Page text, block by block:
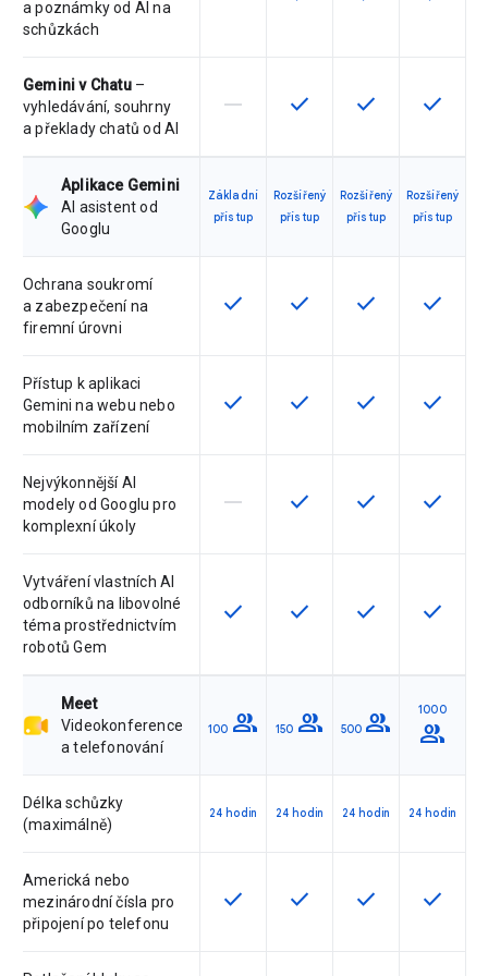
a poznámky od AI na
schůzkách
Gemini v Chatu–
vyhledávání, souhrny
a překlady chatů od AI
Tato funkce není touto verzí
horizontal_rule Tato funkce je pro verzi
check Tato funkce je
check Tato
check
Aplikace Gemini
AI asistent od
Googlu
Základní
přístup
Rozšířený
přístup
Rozšířený
přístup
Rozšířený
přístup
Ochrana soukromí
a zabezpečení na
firemní úrovni
Tato funkce je pro verzi dostupná
check Tato funkce je pro verzi
check Tato funkce je
check Tato
check
Přístup k aplikaci
Gemini na webu nebo
mobilním zařízení
Tato funkce je pro verzi dostupná
check Tato funkce je pro verzi
check Tato funkce je
check Tato
check
Nejvýkonnější AI
modely od Googlu pro
komplexní úkoly
Tato funkce není touto verzí
horizontal_rule Tato funkce je pro verzi
check Tato funkce je
check Tato
check
Vytváření vlastních AI
odborníků na libovolné
téma prostřednictvím
robotů Gem
Tato funkce je pro verzi dostupná
check Tato funkce je pro verzi
check Tato funkce je
check Tato
check
Meet
Videokonference
a telefonování
100 group 150 group 500 group 1000
group
Délka schůzky
(maximálně)
24 hodin 24 hodin 24 hodin 24 hodin
Americká nebo
mezinárodní čísla pro
připojení po telefonu
Tato funkce je pro verzi dostupná
check Tato funkce je pro verzi
check Tato funkce je
check Tato
check